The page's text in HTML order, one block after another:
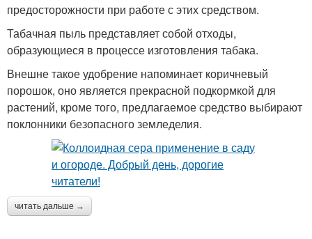
предосторожности при работе с этих средством.
Табачная пыль представляет собой отходы,
образующиеся в процессе изготовления табака.
Внешне такое удобрение напоминает коричневый
порошок, оно является прекрасной подкормкой для
растений, кроме того, предлагаемое средство выбирают
поклонники безопасного земледелия.
читать дальше →